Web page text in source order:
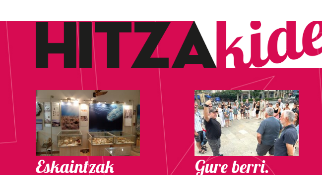
Eskaintzak Gure berri.